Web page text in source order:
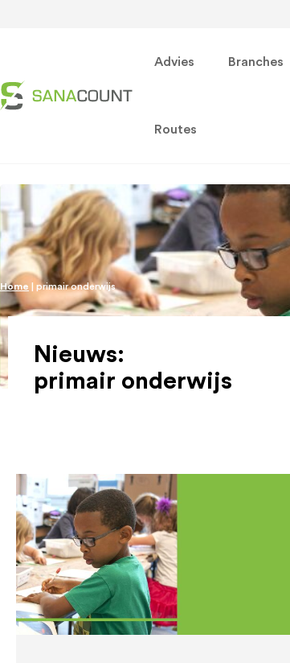
Advies Branches
Routes
Home primair onderwijs
Nieuws:
primair onderwijs